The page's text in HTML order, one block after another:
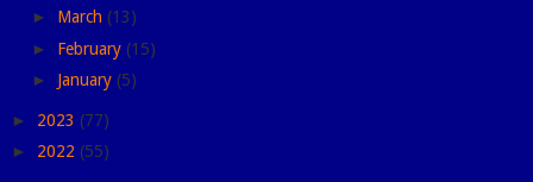
► March (13)
► February (15)
► January (5)
► 2023 (77)
► 2022 (55)